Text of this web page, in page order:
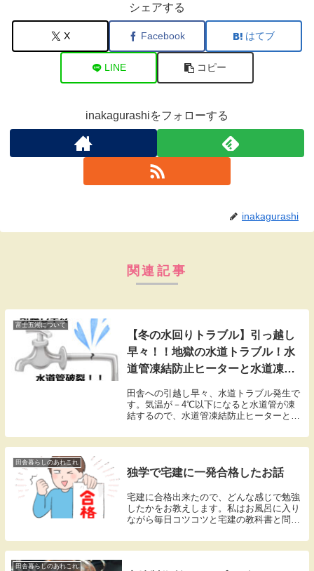
シェアする
X Facebook はてブ
LINE コピー
inakagurashiをフォローする
inakagurashi
関連記事
富士五湖について
【冬の水回りトラブル】引っ越し
早々！！地獄の水道トラブル！水
道管凍結防止ヒーターと水道凍結
ブ90
田舎への引越し早々、水道トラブル発生で
す。気温が－4℃以下になると水道管が凍
結するので、水道管凍結防止ヒーターと節
た。ただ、巻くことが出来ない箇所がある
為、悪戦苦闘することになりました。冬の
た。
田舎暮らしのあれこれ
独学で宅建に一発合格したお話
宅建に合格出来たので、どんな感じで勉強
したかをお教えします。私はお風呂に入り
ながら毎日コツコツと宅建の教科書と問題
田舎暮らしのあれこれ